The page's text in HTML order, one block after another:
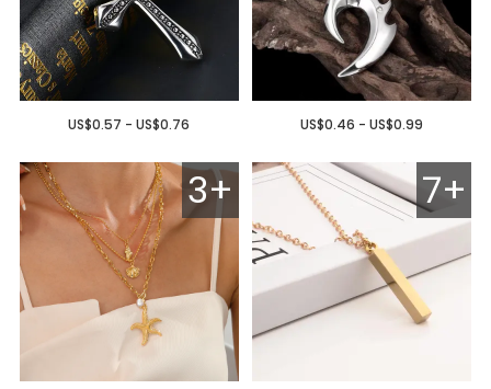
US$0.57 - US$0.76 US$0.46 - US$0.99
3+ 7+